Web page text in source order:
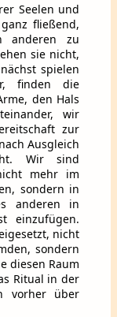
Seelen und
fließend,
anderen zu
sie nicht,
spielen
finden die
den Hals
wir
zur
Ausgleich
Wir sind
mehr im
sondern in
anderen in
einzufügen.
nicht
sondern
diesen Raum
Ritual in der
vorher über